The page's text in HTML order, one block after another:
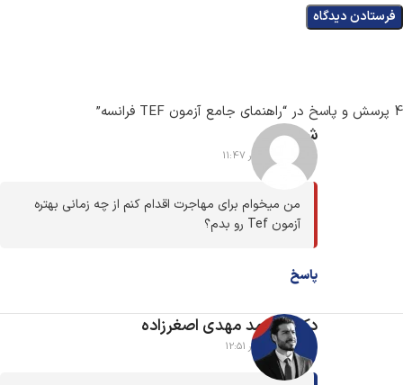
4 پرسش و پاسخ در “ راهنمای جامع آزمون TEF فرانسه ”
شیوا
25 خرداد 1405 در 11:47
من میخوام برای مهاجرت اقدام کنم از چه زمانی بهتره
آزمون Tef رو بدم؟
پاسخ
دکتر محمد مهدی اصغرزاده
25 خرداد 1405 در 12:51